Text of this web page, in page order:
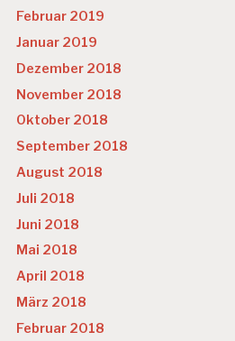
Februar 2019
Januar 2019
Dezember 2018
November 2018
Oktober 2018
September 2018
August 2018
Juli 2018
Juni 2018
Mai 2018
April 2018
März 2018
Februar 2018